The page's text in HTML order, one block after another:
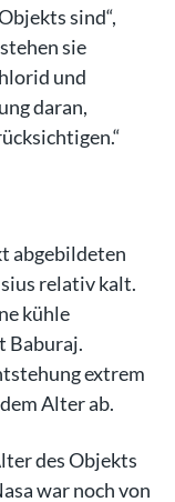
sind“,
sie
und
daran,
abgebildeten
relativ kalt.
kühle
Baburaj.
extrem
Alter ab.
des Objekts
war noch von